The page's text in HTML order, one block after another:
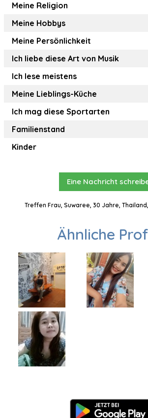
Meine Religion
Meine Hobbys
Meine Persönlichkeit
Ich liebe diese Art von Musik
Ich lese meistens
Meine Lieblings-Küche
Ich mag diese Sportarten
Familienstand
Kinder
Eine Nachricht
Treffen Frau, Suwaree, 30 Jahre,
Ähnliche